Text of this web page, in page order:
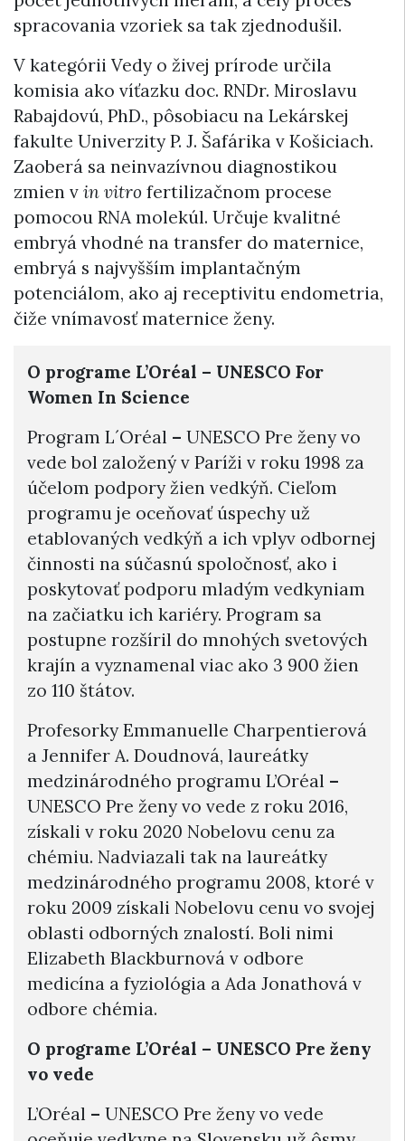
spracovania vzoriek sa tak zjednodušil.
V kategórii Vedy o živej prírode určila
komisia ako víťazku doc. RNDr. Miroslavu
Rabajdovú, PhD., pôsobiacu na Lekárskej
fakulte Univerzity P. J. Šafárika v Košiciach.
Zaoberá sa neinvazívnou diagnostikou
zmien v in vitro fertilizačnom procese
pomocou RNA molekúl. Určuje kvalitné
embryá vhodné na transfer do maternice,
embryá s najvyšším implantačným
potenciálom, ako aj receptivitu endometria,
čiže vnímavosť maternice ženy.
O programe L’Oréal – UNESCO For
Women In Science
Program L´Oréal – UNESCO Pre ženy vo
vede bol založený v Paríži v roku 1998 za
účelom podpory žien vedkýň. Cieľom
programu je oceňovať úspechy už
etablovaných vedkýň a ich vplyv odbornej
činnosti na súčasnú spoločnosť, ako i
poskytovať podporu mladým vedkyniam
na začiatku ich kariéry. Program sa
postupne rozšíril do mnohých svetových
krajín a vyznamenal viac ako 3 900 žien
zo 110 štátov.
Profesorky Emmanuelle Charpentierová
a Jennifer A. Doudnová, laureátky
medzinárodného programu L’Oréal –
UNESCO Pre ženy vo vede z roku 2016,
získali v roku 2020 Nobelovu cenu za
chémiu. Nadviazali tak na laureátky
medzinárodného programu 2008, ktoré v
roku 2009 získali Nobelovu cenu vo svojej
oblasti odborných znalostí. Boli nimi
Elizabeth Blackburnová v odbore
medicína a fyziológia a Ada Jonathová v
odbore chémia.
O programe L’Oréal – UNESCO Pre ženy
vo vede
L’Oréal – UNESCO Pre ženy vo vede